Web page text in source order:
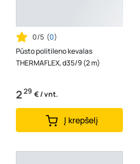
0/5 (0)
Pūsto politileno kevalas
THERMAFLEX, d35/9 (2 m)
229 € / vnt.
Į krepšelį